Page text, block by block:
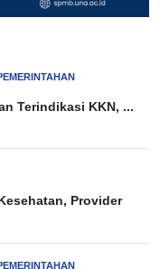
Terindikasi KKN, ...
Provider